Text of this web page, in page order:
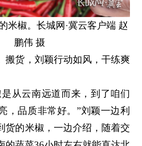
米椒。长城网·冀云客户端 赵
鹏伟 摄
搬货，刘颖行动如风，干练爽
从云南远道而来，到了咱们
，品质非常好。”刘颖一边利
货的米椒，一边介绍，随着交